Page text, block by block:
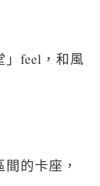
feel，和風
的卡座，